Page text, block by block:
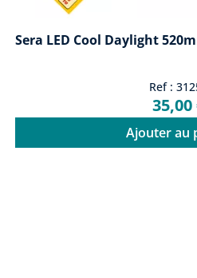
Sera LED Cool Daylight
Ref :
35,00
Ajouter au